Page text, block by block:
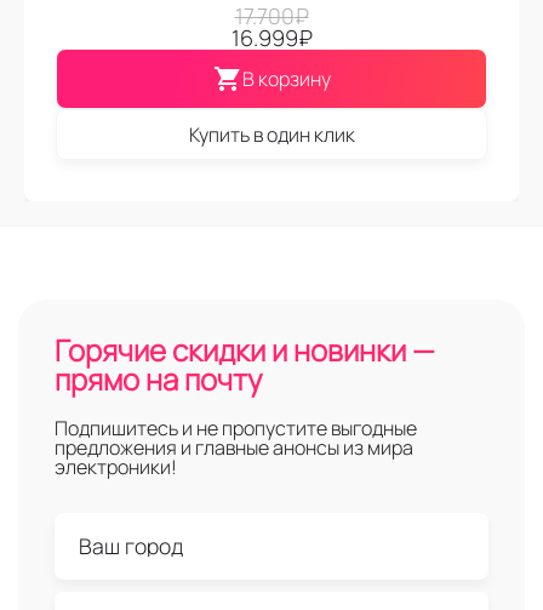
17.700₽
16.999₽
В корзину
Купить в один клик
Горячие скидки и новинки —
прямо на почту
Подпишитесь и не пропустите выгодные
предложения и главные анонсы из мира
электроники!